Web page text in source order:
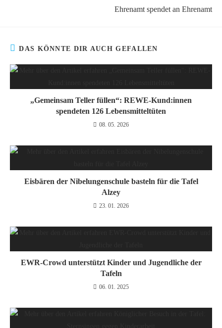
Ehrenamt spendet an Ehrenamt
DAS KÖNNTE DIR AUCH GEFALLEN
„Gemeinsam Teller füllen“: REWE-Kund:innen
spendeten 126 Lebensmitteltüten
08. 05. 2026
Eisbären der Nibelungenschule basteln für die Tafel
Alzey
23. 01. 2026
EWR-Crowd unterstützt Kinder und Jugendliche der
Tafeln
06. 01. 2025